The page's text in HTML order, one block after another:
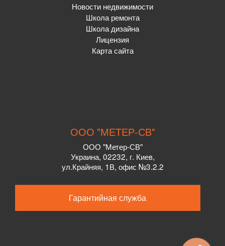
Новости недвижимости
Школа ремонта
Школа дизайна
Лицензия
Карта сайта
ООО "МЕТЕР-СВ"
ООО "Метер-СВ"
Украина, 02232, г. Киев,
ул.Крайняя, 1В, офис №3.2.2
Гарантийная служба